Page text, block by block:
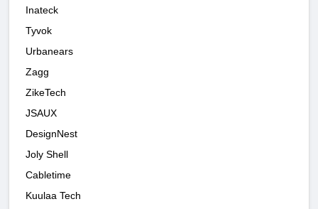
Inateck
Tyvok
Urbanears
Zagg
ZikeTech
JSAUX
DesignNest
Joly Shell
Cabletime
Kuulaa Tech